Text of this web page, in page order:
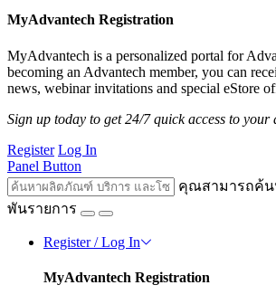
MyAdvantech Registration
MyAdvantech is a personalized portal for
becoming an Advantech member, you can
news, webinar invitations and special eStore
Sign up today to get 24/7 quick access to
Register Log In
Panel Button
คุณสามารถค้
พันรายการ
Register / Log In
MyAdvantech Registration